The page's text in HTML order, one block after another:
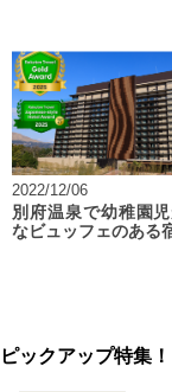
2022/12/06
別府温泉で幼稚園
なビュッフェのある
ピックアップ特集！